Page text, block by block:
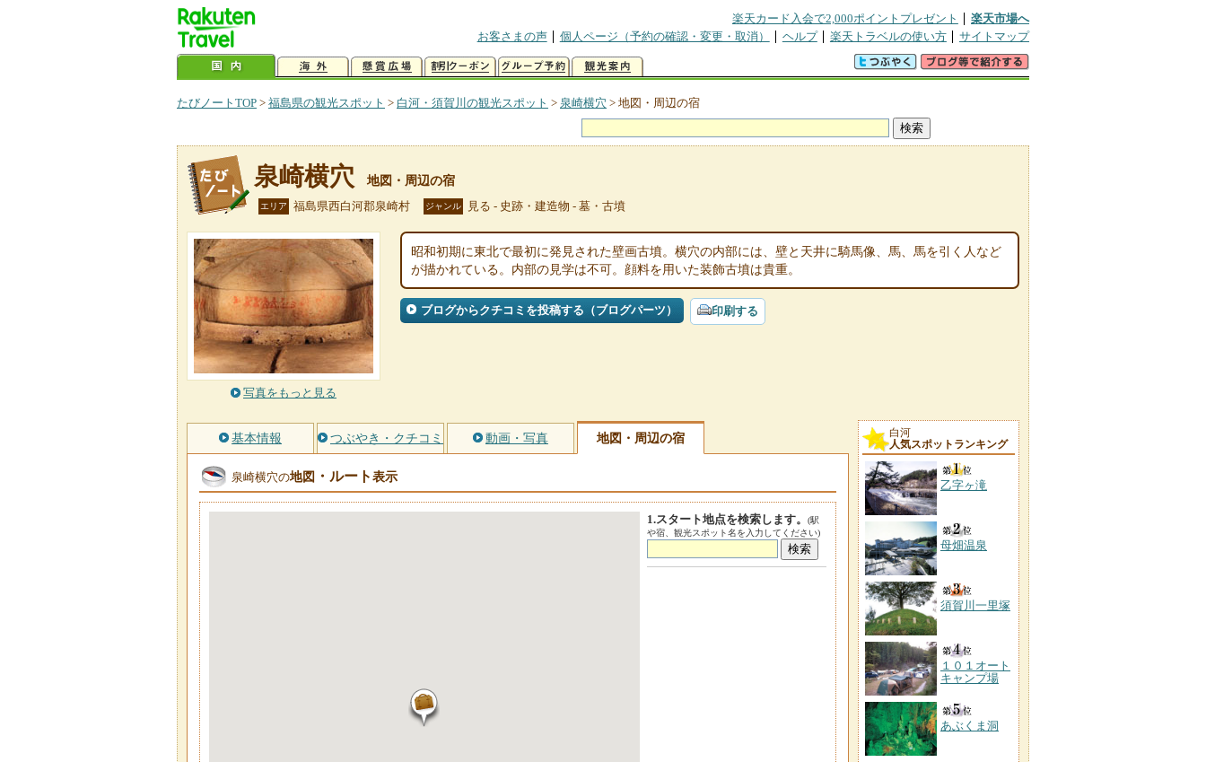
楽天カード入会で2,000ポイントプレゼント
楽天市場へ
お客さまの声
個人ページ（予約の確認・変更・取消） ヘルプ 楽天トラベルの使い方 サイトマップ
たびノートTOP > 福島県の観光スポット > 白河・須賀川の観光スポット > 泉崎横穴 > 地図・周辺の宿
泉崎横穴 地図・周辺の宿
エリア 福島県西白河郡泉崎村 ジャンル 見る - 史跡・建造物 - 墓・古墳
写真をもっと見る
昭和初期に東北で最初に発見された壁画古墳。横穴の内部には、壁と天井に騎馬像、馬、馬を引く人など
が描かれている。内部の見学は不可。顔料を用いた装飾古墳は貴重。
ブログからクチコミを投稿する（ブログパーツ） 印刷する
基本情報 つぶやき・クチコミ 動画・写真 地図・周辺の宿
泉崎横穴の地図 ・ルート表示
1.スタート地点を検索します。
(駅
や宿、観光スポット名を入力してください)
白河
人気スポットランキング
乙字ヶ滝
母畑温泉
須賀川一里塚
１０１オート
キャンプ場
あぶくま洞